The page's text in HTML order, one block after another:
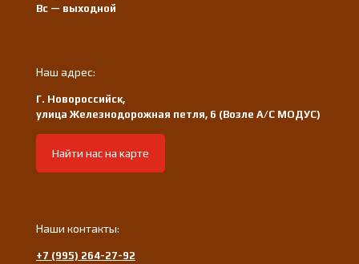
Вс — выходной
Наш адрес:
Г. Новороссийск,
улица Железнодорожная петля, 6 (Возле А/С МОДУС)
Найти нас на карте
Наши контакты:
+7 (995) 264-27-92